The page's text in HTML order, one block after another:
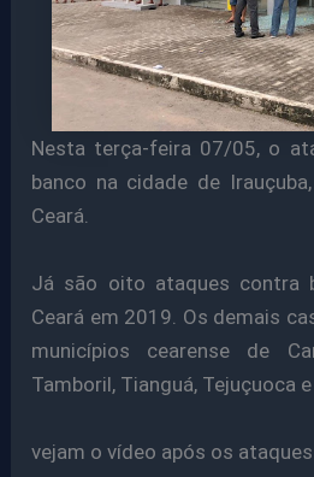
Nesta terça-feira 07/05, o
banco na cidade de
Ceará.
Já são oito ataques contra
Ceará em 2019. Os demais
municípios cearense de
Tamboril, Tianguá, Tejuçuoca
vejam o vídeo após os ataques